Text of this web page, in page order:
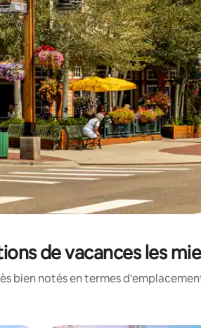
de vacances les
bien notés en termes